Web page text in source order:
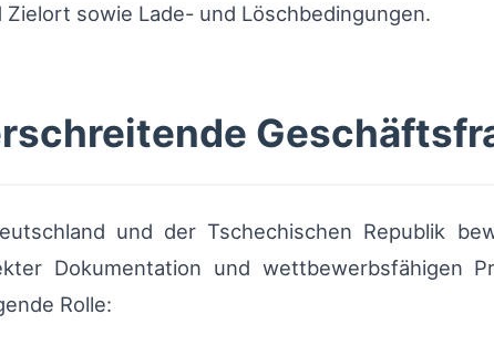
sowie Lade- und Löschbedingungen.
und der Tschechischen Republik
Dokumentation und wettbewerbsfähigen
Rolle: